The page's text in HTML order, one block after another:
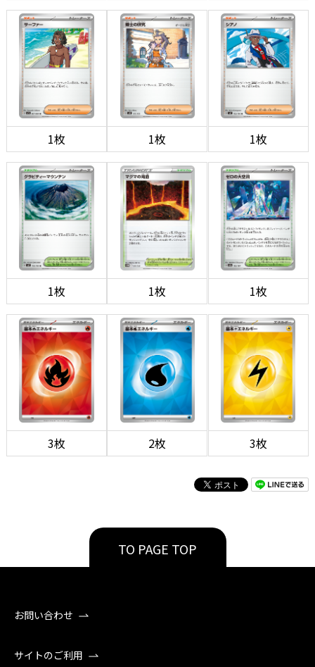
1枚 1枚 1枚
1枚 1枚 1枚
3枚 2枚 3枚
TO PAGE TOP
お問い合わせ
サイトのご利用